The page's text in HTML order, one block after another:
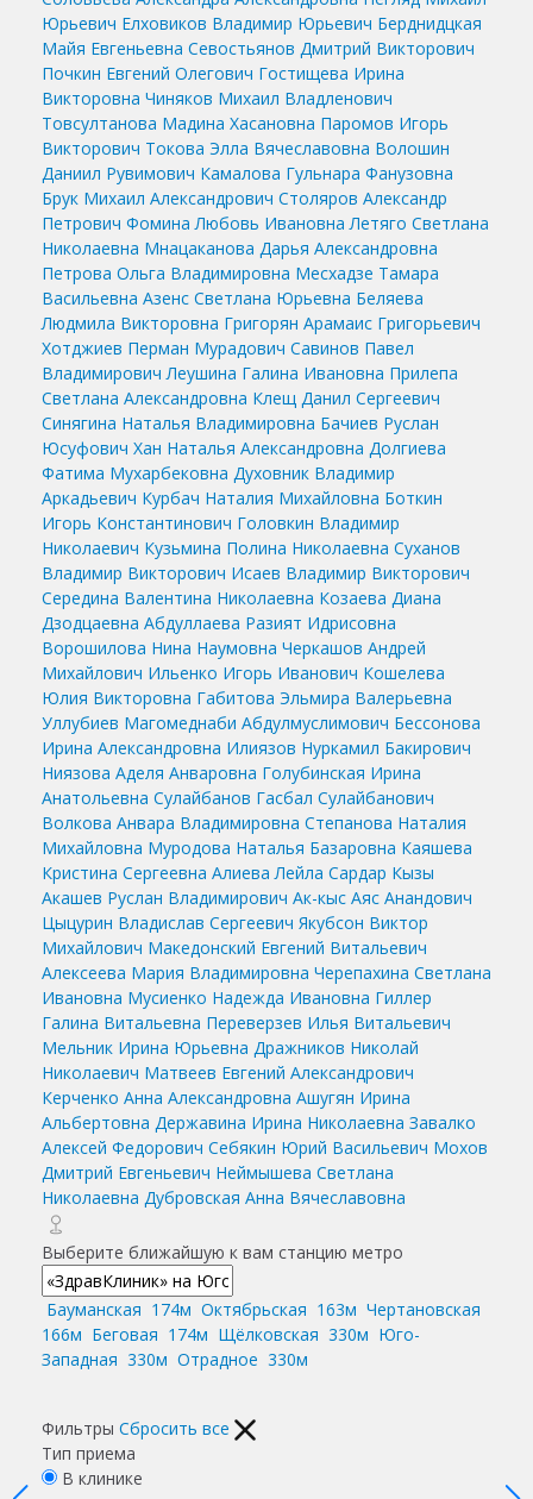
Юрьевич Елховиков Владимир Юрьевич Берднидцкая
Майя Евгеньевна Севостьянов Дмитрий Викторович
Почкин Евгений Олегович Гостищева Ирина
Викторовна Чиняков Михаил Владленович
Товсултанова Мадина Хасановна Паромов Игорь
Викторович Токова Элла Вячеславовна Волошин
Даниил Рувимович Камалова Гульнара Фанузовна
Брук Михаил Александрович Столяров Александр
Петрович Фомина Любовь Ивановна Летяго Светлана
Николаевна Мнацаканова Дарья Александровна
Петрова Ольга Владимировна Месхадзе Тамара
Васильевна Азенс Светлана Юрьевна Беляева
Людмила Викторовна Григорян Арамаис Григорьевич
Хотджиев Перман Мурадович Савинов Павел
Владимирович Леушина Галина Ивановна Прилепа
Светлана Александровна Клещ Данил Сергеевич
Синягина Наталья Владимировна Бачиев Руслан
Юсуфович Хан Наталья Александровна Долгиева
Фатима Мухарбековна Духовник Владимир
Аркадьевич Курбач Наталия Михайловна Боткин
Игорь Константинович Головкин Владимир
Николаевич Кузьмина Полина Николаевна Суханов
Владимир Викторович Исаев Владимир Викторович
Середина Валентина Николаевна Козаева Диана
Дзодцаевна Абдуллаева Разият Идрисовна
Ворошилова Нина Наумовна Черкашов Андрей
Михайлович Ильенко Игорь Иванович Кошелева
Юлия Викторовна Габитова Эльмира Валерьевна
Уллубиев Магомеднаби Абдулмуслимович Бессонова
Ирина Александровна Илиязов Нуркамил Бакирович
Ниязова Аделя Анваровна Голубинская Ирина
Анатольевна Сулайбанов Гасбал Сулайбанович
Волкова Анвара Владимировна Степанова Наталия
Михайловна Муродова Наталья Базаровна Каяшева
Кристина Сергеевна Алиева Лейла Сардар Кызы
Акашев Руслан Владимирович Ак-кыс Аяс Анандович
Цыцурин Владислав Сергеевич Якубсон Виктор
Михайлович Македонский Евгений Витальевич
Алексеева Мария Владимировна Черепахина Светлана
Ивановна Мусиенко Надежда Ивановна Гиллер
Галина Витальевна Переверзев Илья Витальевич
Мельник Ирина Юрьевна Дражников Николай
Николаевич Матвеев Евгений Александрович
Керченко Анна Александровна Ашугян Ирина
Альбертовна Державина Ирина Николаевна Завалко
Алексей Федорович Себякин Юрий Васильевич Мохов
Дмитрий Евгеньевич Неймышева Светлана
Николаевна Дубровская Анна Вячеславовна
Выберите ближайшую к вам станцию метро
Бауманская 174м Октябрьская 163м Чертановская
166м Беговая 174м Щёлковская 330м Юго-
Западная 330м Отрадное 330м
Фильтры Сбросить все
Тип приема
В клинике